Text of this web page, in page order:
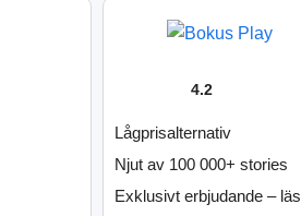
4.2
Lågprisalternativ
Njut av 100 000+ stories
Exklusivt erbjudande –